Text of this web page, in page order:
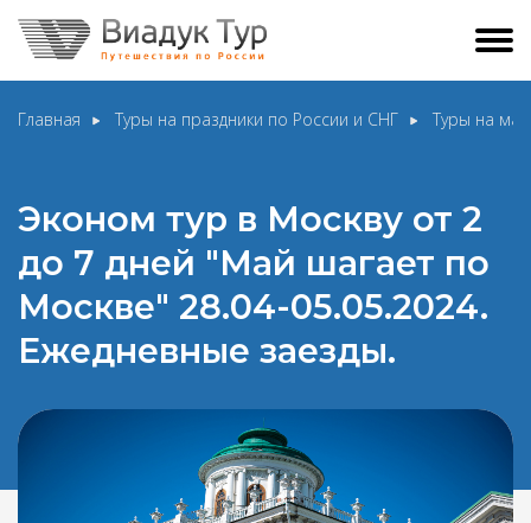
Главная Туры на праздники по России и СНГ Туры на
Эконом тур в Москву от 2
до 7 дней "Май шагает по
Москве" 28.04-05.05.2024.
Ежедневные заезды.